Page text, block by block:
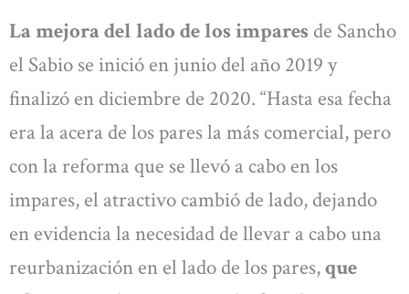
La mejora del lado de los impares de Sancho
el Sabio se inició en junio del año 2019 y
finalizó en diciembre de 2020. “Hasta esa fecha
era la acera de los pares la más comercial, pero
con la reforma que se llevó a cabo en los
impares, el atractivo cambió de lado, dejando
en evidencia la necesidad de llevar a cabo una
reurbanización en el lado de los pares,que